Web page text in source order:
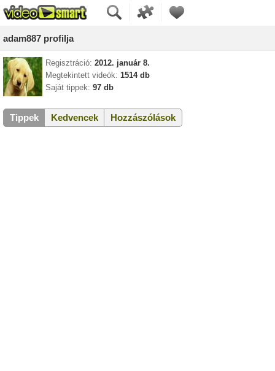
adam887 profilja
Regisztráció: 2012. január 8.
Megtekintett videók: 1514 db
Saját tippek: 97 db
Tippek Kedvencek Hozzászólások